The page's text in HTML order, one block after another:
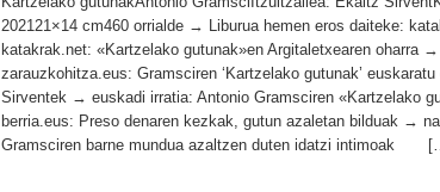
202121×14 cm460 orrialde → Liburua hemen eros daiteke:
katakrak.net: «Kartzelako gutunak»en Argitaletxearen oharra →
zarauzkohitza.eus: Gramsciren ‘Kartzelako gutunak’
Sirventek → euskadi irratia: Antonio Gramsciren «Kartzelako
berria.eus: Preso denaren kezkak, gutun azaletan bilduak →
Gramsciren barne mundua azaltzen duten idatzi intimoak